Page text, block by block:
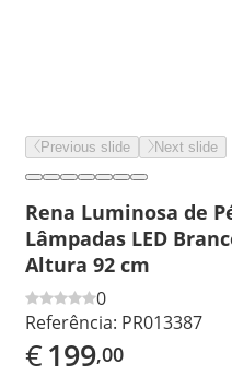
Previous slide Next slide
Rena Luminosa de
Lâmpadas LED
Altura 92 cm
0
Referência: PR013387
€199,00